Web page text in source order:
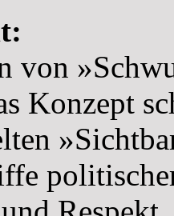
von
Konzept